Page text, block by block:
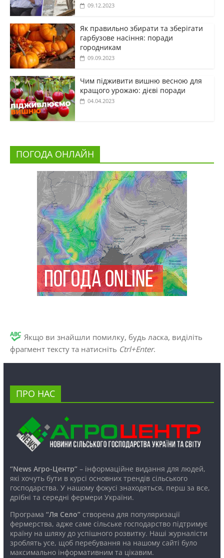
09.12.2023
Як правильно збирати та зберігати
гарбузове насіння: поради
городникам
09.09.2023
Чим підживити вишню весною для
кращого урожаю: дієві поради
04.04.2023
ПОГОДА ОНЛАЙН
Якщо ви знайшли помилку, будь ласка, виділіть
фрагмент тексту та натисніть Ctrl+Enter.
ПРО НАС
“News Агро-Центр”– інформаційне видання для людей,
які хочуть бути в курсі основних трендів сільського
господарства. У нашому фокусі знаходяться, перш за все,
дрібні та середні фермери України.
Програма “Ля Село”створена для популяризації
фермерства, адже саме сільське господарство підтримує
країну на шляху до успішного розвитку. Наші журналісти
зроблять усе, щоб перебування на нашому сайті було
максимально інформативним та цікавим.